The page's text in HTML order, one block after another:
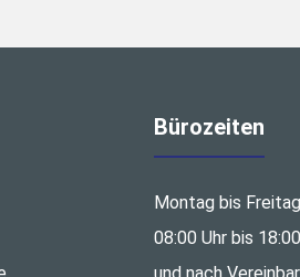
Bürozeiten
Montag bis Freitag
08:00 Uhr bis